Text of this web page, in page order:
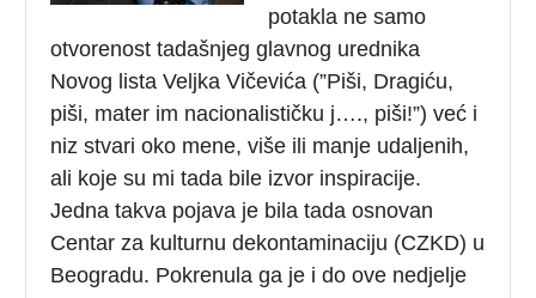
potakla ne samo
otvorenost tadašnjeg glavnog urednika
Novog lista Veljka Vičevića (”Piši, Dragiću,
piši, mater im nacionalističku j…., piši!”) već i
niz stvari oko mene, više ili manje udaljenih,
ali koje su mi tada bile izvor inspiracije.
Jedna takva pojava je bila tada osnovan
Centar za kulturnu dekontaminaciju (CZKD) u
Beogradu. Pokrenula ga je i do ove nedjelje